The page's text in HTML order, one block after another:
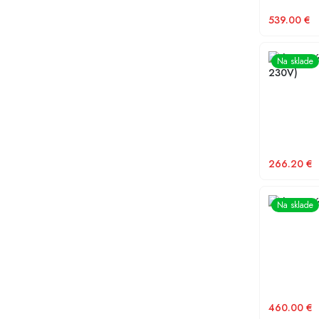
539.00 €
Na sklade
230V)
266.20 €
Na sklade
460.00 €